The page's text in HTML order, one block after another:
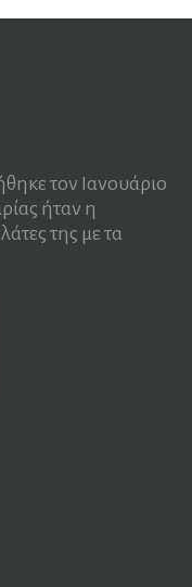
τον Ιανουάριο
ήταν η
της με τα